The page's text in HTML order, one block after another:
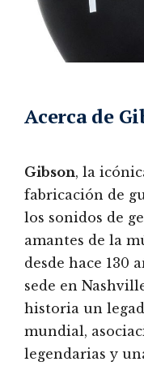
Acerca de
Gibson, la
fabricación de
los sonidos de
amantes de la
desde hace 130
sede en
historia un
mundial,
legendarias y